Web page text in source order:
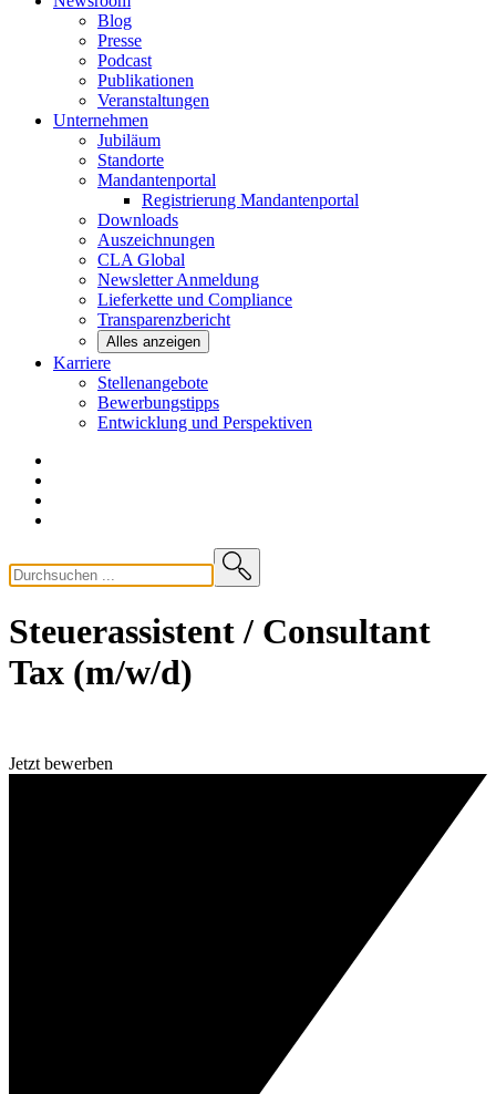
Blog
Presse
Podcast
Publikationen
Veranstaltungen
Unternehmen
Jubiläum
Standorte
Mandantenportal
Registrierung Mandantenportal
Downloads
Auszeichnungen
CLAGlobal
NewsletterAnmeldung
Lieferkette und Compliance
Transparenzbericht
Alles anzeigen
Karriere
Stellenangebote
Bewerbungstipps
Entwicklung und Perspektiven
Steuerassistent / Consultant
Tax (m/w/d)
Jetzt bewerben